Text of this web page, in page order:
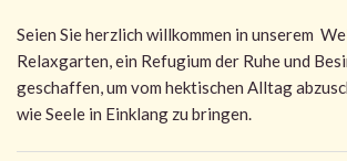
Seien Sie herzlich willkommen in unserem
Relaxgarten, ein Refugium der Ruhe und
geschaffen, um vom hektischen Alltag
wie Seele in Einklang zu bringen.